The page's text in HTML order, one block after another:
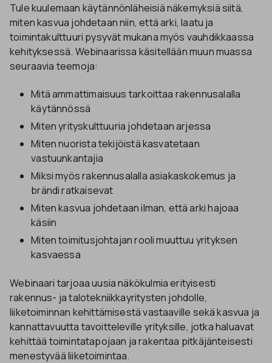
Tule kuulemaan käytännönläheisiä näkemyksiä siitä,
miten kasvua johdetaan niin, että arki, laatu ja
toimintakulttuuri pysyvät mukana myös vauhdikkaassa
kehityksessä. Webinaarissa käsitellään muun muassa
seuraavia teemoja:
Mitä ammattimaisuus tarkoittaa rakennusalalla
käytännössä
Miten yrityskulttuuria johdetaan arjessa
Miten nuorista tekijöistä kasvatetaan
vastuunkantajia
Miksi myös rakennusalalla asiakaskokemus ja
brändi ratkaisevat
Miten kasvua johdetaan ilman, että arki hajoaa
käsiin
Miten toimitusjohtajan rooli muuttuu yrityksen
kasvaessa
Webinaari tarjoaa uusia näkökulmia erityisesti
rakennus- ja talotekniikkayritysten johdolle,
liiketoiminnan kehittämisestä vastaaville sekä kasvua ja
kannattavuutta tavoitteleville yrityksille, jotka haluavat
kehittää toimintatapojaan ja rakentaa pitkäjänteisesti
menestyvää liiketoimintaa.